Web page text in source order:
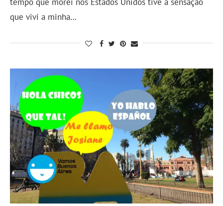
que vivi a minha…